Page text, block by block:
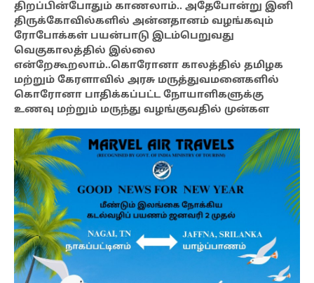
திறப்பின்போதும் காணலாம்.. அதேபோன்று இனி
திருக்கோவில்களில் அன்னதானம் வழங்கவும்
ரோபோக்கள் பயன்பாடு இடம்பெறுவது
வெகுகாலத்தில் இல்லை
என்றேகூறலாம்..கொரோனா காலத்தில் தமிழக
மற்றும் கேரளாவில் அரசு மருத்துவமனைகளில்
கொரோனா பாதிக்கப்பட்ட நோயாளிகளுக்கு
உணவு மற்றும் மருந்து வழங்குவதில் முன்கள